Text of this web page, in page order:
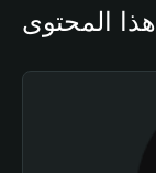
المحتوى